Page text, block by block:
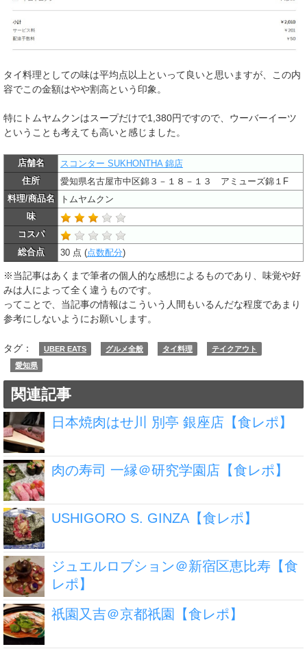
タイ料理としての味は平均点以上といって良いと思いますが、この内
容でこの金額はやや割高という印象。
特にトムヤムクンはスープだけで1,380円ですので、ウーバーイーツ
ということも考えても高いと感じました。
店舗名
スコンター SUKHONTHA 錦店
住所
愛知県名古屋市中区錦３－１８－１３ アミューズ錦１F
料理/商品名
トムヤムクン
味
コスパ
総合点
30 点 (点数配分)
※当記事はあくまで筆者の個人的な感想によるものであり、味覚や好
みは人によって全く違うものです。
ってことで、当記事の情報はこういう人間もいるんだな程度であまり
参考にしないようにお願いします。
タグ： UBER EATS グルメ全般 タイ料理
テイクアウト
愛知県
関連記事
日本焼肉はせ川 別亭 銀座店【食レポ】
肉の寿司 一縁＠研究学園店【食レポ】
USHIGORO S. GINZA【食レポ】
ジュエルロブション＠新宿区恵比寿【食
レポ】
祇園又吉＠京都祇園【食レポ】